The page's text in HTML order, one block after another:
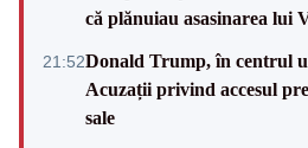
că plănuiau asasinarea lui
21:52Donald Trump, în centrul
Acuzații privind accesul
sale